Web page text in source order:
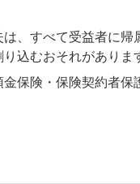
、すべて受益者に
込むおそれがありま
保険・保険契約者